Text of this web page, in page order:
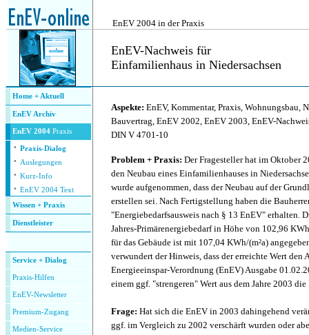
EnEV 2004 in der Praxis
EnEV-Nachweis für
Einfamilienhaus in Niedersachsen
Home + Aktuell
EnEV Archiv
EnEV 2004 Praxis
· Praxis-Dialog
· Auslegungen
· Kurz-Info
· EnEV 2004 Text
Wissen + Praxis
Dienstleister
Service + Dialog
Praxis-Hilfen
EnEV-Newsletter
Premium-Zugang
Medien-Service
Aspekte: EnEV, Kommentar, Praxis, Wohnungsbau,
Bauvertrag, EnEV 2002, EnEV 2003, EnEV-
DIN V 4701-10
Problem + Praxis: Der Fragesteller hat im Oktober
den Neubau eines Einfamilienhauses in
wurde aufgenommen, dass der Neubau auf der
erstellen sei. Nach Fertigstellung haben die
"Energiebedarfsausweis nach § 13 EnEV" erhalten.
Jahres-Primärenergiebedarf in Höhe von 102,96
für das Gebäude ist mit 107,04 KWh/(m²a)
verwundert der Hinweis, dass der erreichte Wert den
Energieeinspar-Verordnung (EnEV) Ausgabe
einem ggf. "strengeren" Wert aus dem Jahre 2003 die
Frage: Hat sich die EnEV in 2003 dahingehend
ggf. im Vergleich zu 2002 verschärft wurden oder